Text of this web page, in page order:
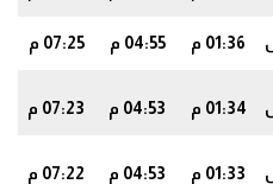
01:36 م 04:55 م 07:25 م
01:34 م 04:53 م 07:23 م
01:33 م 04:53 م 07:22 م